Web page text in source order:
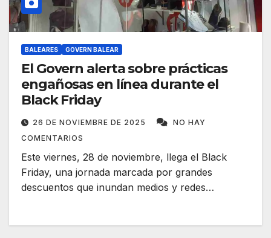
BALEARES GOVERN BALEAR
El Govern alerta sobre prácticas
engañosas en línea durante el
Black Friday
26 DE NOVIEMBRE DE 2025
NO HAY
COMENTARIOS
Este viernes, 28 de noviembre, llega el Black
Friday, una jornada marcada por grandes
descuentos que inundan medios y redes…